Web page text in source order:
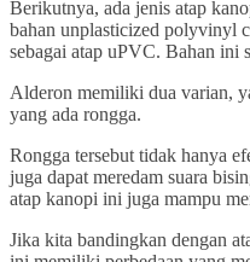
Berikutnya, ada jenis atap
bahan unplasticized polyvinyl
sebagai atap uPVC. Bahan ini
Alderon memiliki dua varian,
yang ada rongga.
Rongga tersebut tidak hanya
juga dapat meredam suara
atap kanopi ini juga mampu
Jika kita bandingkan dengan